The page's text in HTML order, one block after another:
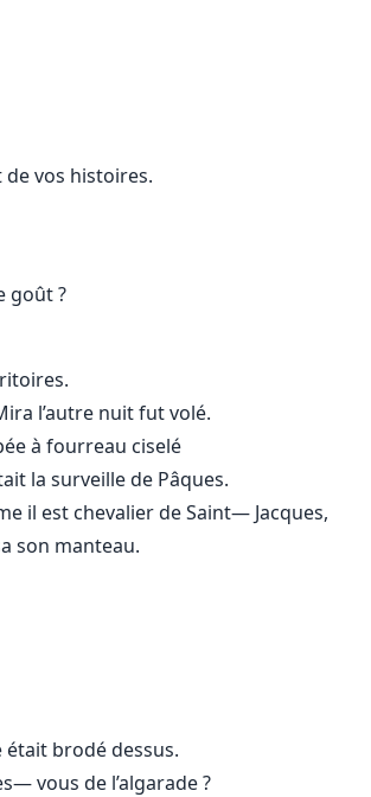
de vos histoires.
goût ?
l’autre nuit fut volé.
à fourreau ciselé
la surveille de Pâques.
il est chevalier de Saint— Jacques,
son manteau.
était brodé dessus.
vous de l’algarade ?